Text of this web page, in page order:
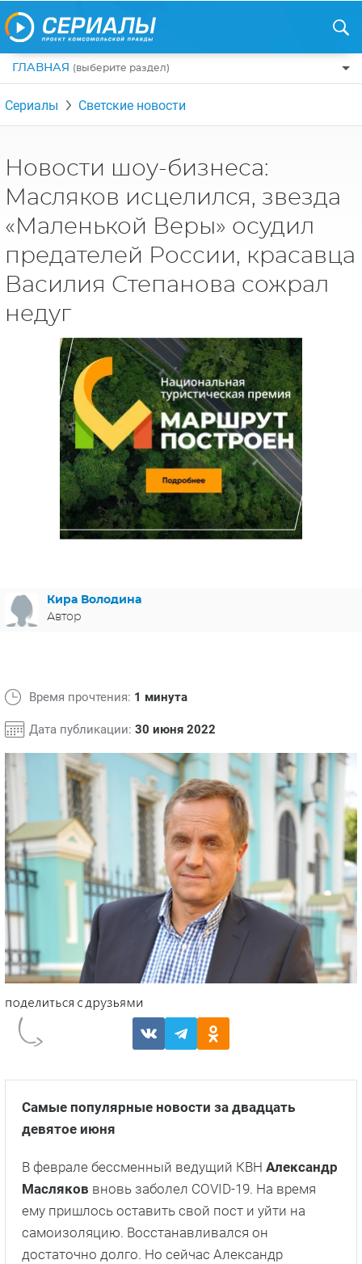
ГЛАВНАЯ (выберите раздел)
ПО ЖАНРАМ
КОМЕДИИ
ДРАМЫ
УЖАСЫ
БОЕВИКИ
ФЭНТЕЗИ
ФАНТАСТИКА
МЕЛОДРАМЫ
США
РОССИЯ
АНГЛИЯ
ТУРЦИЯ
ИСПАНИЯ
ФРАНЦИЯ
ГЕРМАНИЯ
РЕЦЕНЗИИ
НА ВЫХОДНЫЕ
НОВОСТИ
ИНТЕРЕСНО
НОВОСТИ ТУРЕЦКИХ СЕРИАЛОВ
АЗИАТСКИЕ СЕРИАЛЫ
ИНТЕРВЬЮ
СВЕТСКИЕ НОВОСТИ
СПОЙЛЕРЫ ИЗ СЕРИАЛОВ
Сериалы Светские новости
Новости шоу-бизнеса:
Масляков исцелился, звезда
«Маленькой Веры» осудил
предателей России, красавца
Василия Степанова сожрал
недуг
Кира Володина
Автор
Время прочтения: 1 минута
Дата публикации: 30 июня 2022
Самые популярные новости за двадцать
девятое июня
В феврале бессменный ведущий КВН Александр
Масляков вновь заболел COVID-19. На время
ему пришлось оставить свой пост и уйти на
самоизоляцию. Восстанавливался он
достаточно долго. Но сейчас Александр